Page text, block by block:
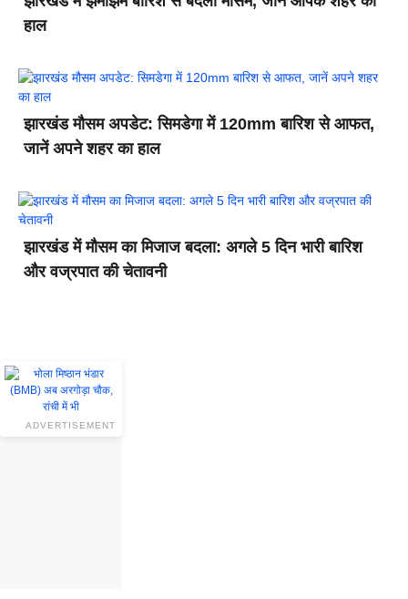
हाल
झारखंड मौसम अपडेट: सिमडेगा में 120mm बारिश से आफत,
जानें अपने शहर का हाल
झारखंड में मौसम का मिजाज बदला: अगले 5 दिन भारी बारिश
और वज्रपात की चेतावनी
ADVERTISEMENT